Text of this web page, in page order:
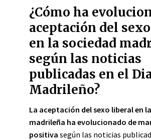
¿Cómo ha
aceptación del
en la sociedad
según las noticias
publicadas en el
Madrileño?
La aceptación del sexo liberal en
madrileña ha evolucionado de
positiva según las noticias